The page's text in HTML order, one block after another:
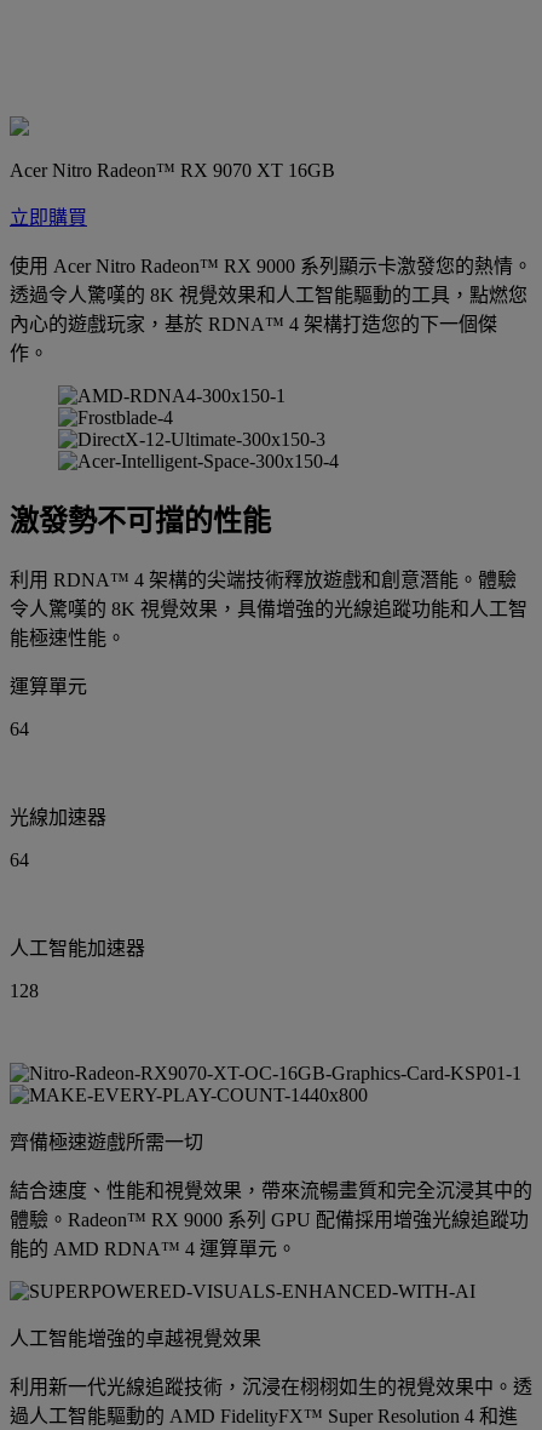
Acer Nitro Radeon™ RX 9070 XT 16GB
立即購買
使用 Acer Nitro Radeon™ RX 9000 系列顯示卡激發您的熱情。
透過令人驚嘆的 8K 視覺效果和人工智能驅動的工具，點燃您
內心的遊戲玩家，基於 RDNA™ 4 架構打造您的下一個傑
作。
激發勢不可擋的性能
利用 RDNA™ 4 架構的尖端技術釋放遊戲和創意潛能。體驗
令人驚嘆的 8K 視覺效果，具備增強的光線追蹤功能和人工智
能極速性能。
運算單元
64
光線加速器
64
人工智能加速器
128
齊備極速遊戲所需一切
結合速度、性能和視覺效果，帶來流暢畫質和完全沉浸其中的
體驗。Radeon™ RX 9000 系列 GPU 配備採用增強光線追蹤功
能的 AMD RDNA™ 4 運算單元。
人工智能增強的卓越視覺效果
利用新一代光線追蹤技術，沉浸在栩栩如生的視覺效果中。透
過人工智能驅動的 AMD FidelityFX™ Super Resolution 4 和進